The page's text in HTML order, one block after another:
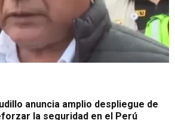
anuncia amplio despliegue de
la seguridad en el Perú